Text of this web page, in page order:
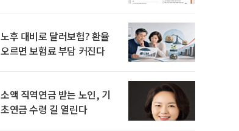
노후 대비로 달러보험? 환율
오르면 보험료 부담 커진다
소액 직역연금 받는 노인, 기
초연금 수령 길 열린다